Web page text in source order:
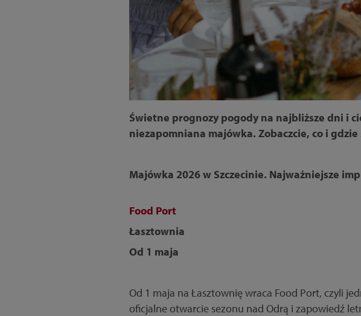
Świetne prognozy pogody na najbliższe dni i
niezapomniana majówka. Zobaczcie, co i gdzie
Majówka 2026 w Szczecinie. Najważniejsze
Food Port
Łasztownia
Od 1 maja
Od 1 maja na Łasztownię wraca Food Port, czyli
oficjalne otwarcie sezonu nad Odrą i zapowiedź